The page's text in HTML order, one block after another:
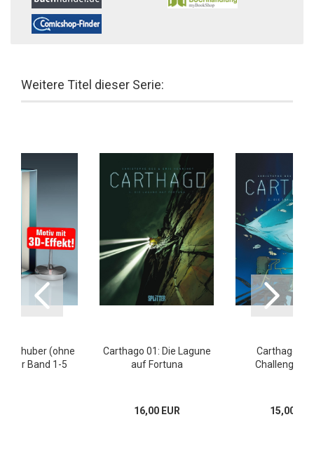
Weitere Titel dieser Serie:
Schuber (ohne
für Band 1-5
Carthago 01: Die Lagune
auf Fortuna
16,00 EUR
Carthago 02:
Challenger-
15,00